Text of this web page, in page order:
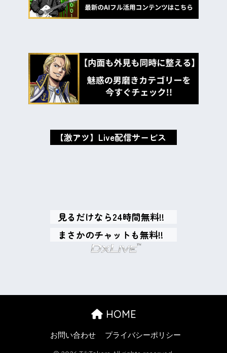
oxMISAox
【激アツ】Live配信サービス
見るだけなら24時間無料!!
まさかのチャットも無料!!
HOME
お問い合わせ プライバシーポリシー